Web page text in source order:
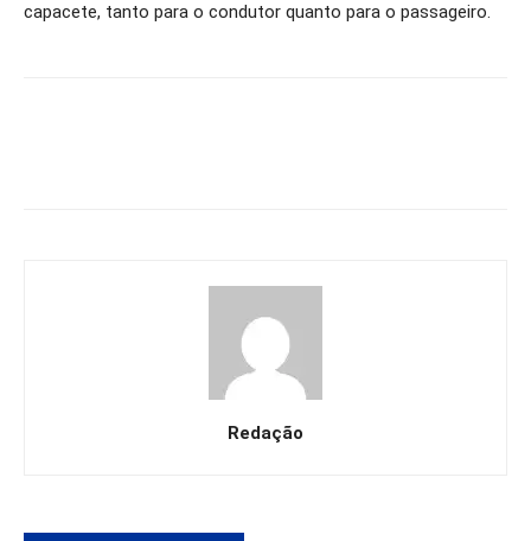
capacete, tanto para o condutor quanto para o passageiro.
Redação